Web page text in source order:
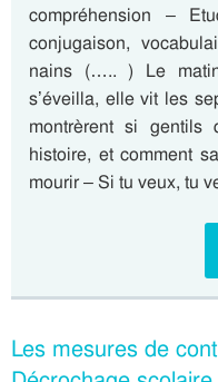
compréhension –
conjugaison,
nains (….. ) Le
s’éveilla, elle vit les
montrèrent si gentils
histoire, et comment
mourir – Si tu veux, tu
Les mesures de